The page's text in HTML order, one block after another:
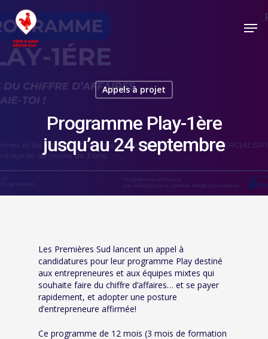
Appels à projet
Programme Play-1ère
jusqu’au 24 septembre
Les Premières Sud lancent un appel à
candidatures pour leur programme Play destiné
aux entrepreneures et aux équipes mixtes qui
souhaite faire du chiffre d’affaires… et se payer
rapidement, et adopter une posture
d’entrepreneure affirmée!
Ce programme de 12 mois (3 mois de formation